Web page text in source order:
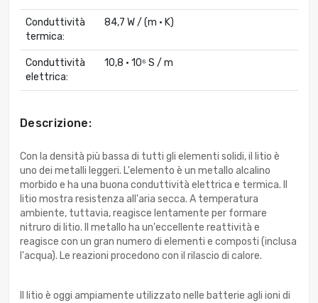
Conduttività
termica:
84,7 W / (m · K)
Conduttività
elettrica:
10,8 · 10⁶ S / m
Descrizione:
Con la densità più bassa di tutti gli elementi solidi, il litio è
uno dei metalli leggeri. L'elemento è un metallo alcalino
morbido e ha una buona conduttività elettrica e termica. Il
litio mostra resistenza all'aria secca. A temperatura
ambiente, tuttavia, reagisce lentamente per formare
nitruro di litio. Il metallo ha un'eccellente reattività e
reagisce con un gran numero di elementi e composti (inclusa
l'acqua). Le reazioni procedono con il rilascio di calore.
Il litio è oggi ampiamente utilizzato nelle batterie agli ioni di